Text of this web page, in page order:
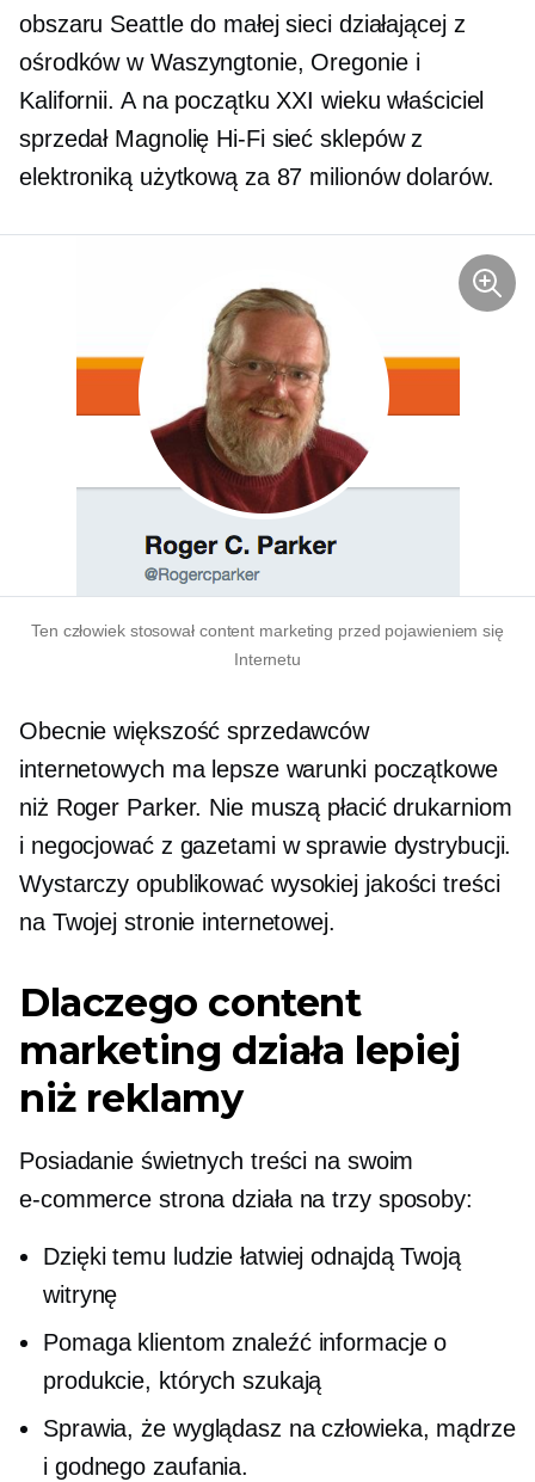
obszaru Seattle do małej sieci działającej z
ośrodków w Waszyngtonie, Oregonie i
Kalifornii. A na początku XXI wieku właściciel
sprzedał Magnolię Hi-Fisieć sklepów z
elektroniką użytkową za 87 milionów dolarów.
Ten człowiek stosował content marketing przed pojawieniem się
Internetu
Obecnie większość sprzedawców
internetowych ma lepsze warunki początkowe
niż Roger Parker. Nie muszą płacić drukarniom
i negocjować z gazetami w sprawie dystrybucji.
Wystarczy opublikować wysokiej jakości treści
na Twojej stronie internetowej.
Dlaczego content
marketing działa lepiej
niż reklamy
Posiadanie świetnych treści na swoim
e-commerce strona działa na trzy sposoby:
Dzięki temu ludzie łatwiej odnajdą Twoją
witrynę
Pomaga klientom znaleźć informacje o
produkcie, których szukają
Sprawia, że ​​wyglądasz na człowieka, mądrze
i godnego zaufania.